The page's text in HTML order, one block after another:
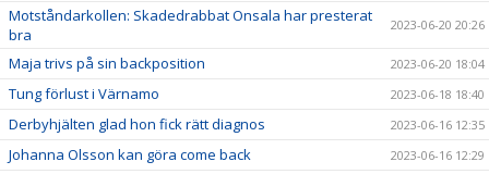
Motståndarkollen: Skadedrabbat Onsala har presterat
bra
2023-06-20 20:26
Maja trivs på sin backposition 2023-06-20 18:04
Tung förlust i Värnamo 2023-06-18 18:40
Derbyhjälten glad hon fick rätt diagnos 2023-06-16 12:35
Johanna Olsson kan göra come back 2023-06-16 12:29